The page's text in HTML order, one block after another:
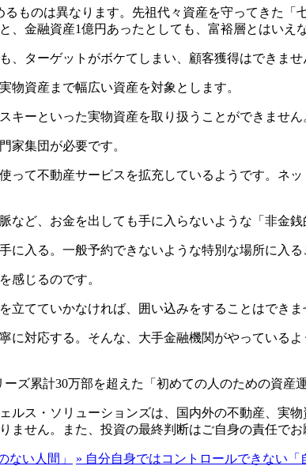
ものは異なります。先祖代々資産を守ってきた
金融資産1億円あったとしても、富裕層とはいえ
ターゲットがボケてしまい、顧客獲得はできませ
物資産まで幅広い資産を対象とします。
ーといった実物資産を取り扱うことができません
家集団が必要です。
って不動産サービスを拡充しているようです。ネ
ど、お金を出しても手に入らないような「非金銭
入る。一般予約できないような特別な場所に入
感じるのです。
てていかなければ、囲い込みをすることはできま
に対応する。そんな、大手金融機関がやっている
ーズ累計30万部を超えた「初めての人のための資
ス・ソリューションズは、国内外の不動産、実
せん。また、投資の最終判断はご自身の責任でお
ない人間」 » 自分自身ではコントロールできない「